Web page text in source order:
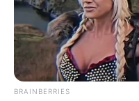
BRAINBERRIES